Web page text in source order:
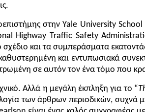
στην Yale University
Highway Traffic Safety
σχέδιο και τα συμπεράσματα
και εντυπωσιακά
σε αυτόν τον ένα τόμο που
Αλλά η μεγάλη έκπληξη για το “
των άρθρων περιοδικών, συχνά